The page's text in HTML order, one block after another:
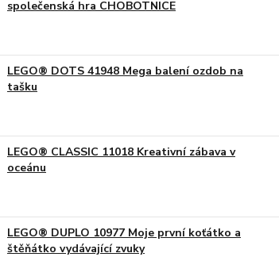
společenská hra CHOBOTNICE
LEGO® DOTS 41948 Mega balení ozdob na
tašku
LEGO® CLASSIC 11018 Kreativní zábava v
oceánu
LEGO® DUPLO 10977 Moje první koťátko a
štěňátko vydávající zvuky